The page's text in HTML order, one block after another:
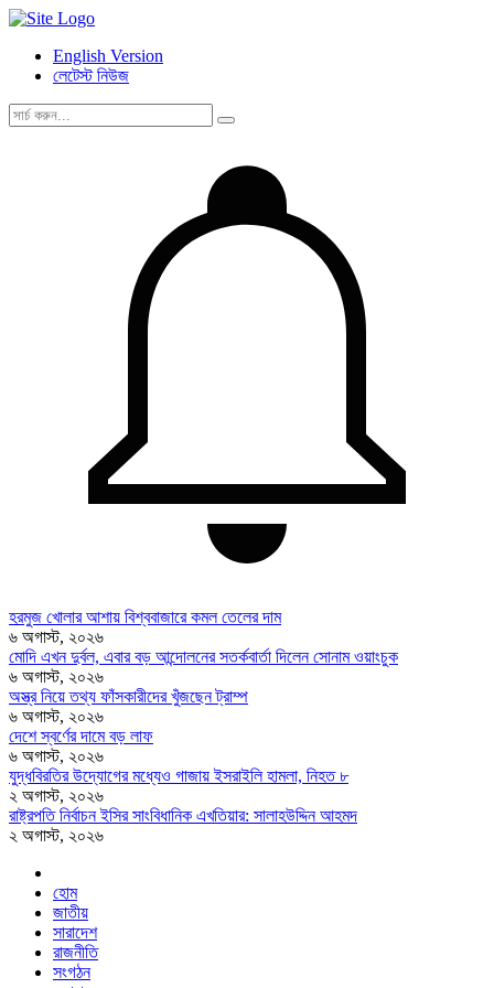
English Version
লেটেস্ট নিউজ
হরমুজ খোলার আশায় বিশ্ববাজারে কমল তেলের দাম
৬ অগাস্ট, ২০২৬
মোদি এখন দুর্বল, এবার বড় আন্দোলনের সতর্কবার্তা দিলেন সোনাম ওয়াংচুক
৬ অগাস্ট, ২০২৬
অস্ত্র নিয়ে তথ্য ফাঁসকারীদের খুঁজছেন ট্রাম্প
৬ অগাস্ট, ২০২৬
দেশে স্বর্ণের দামে বড় লাফ
৬ অগাস্ট, ২০২৬
যুদ্ধবিরতির উদ্যোগের মধ্যেও গাজায় ইসরাইলি হামলা, নিহত ৮
২ অগাস্ট, ২০২৬
রাষ্ট্রপতি নির্বাচন ইসির সাংবিধানিক এখতিয়ার: সালাহউদ্দিন আহমদ
২ অগাস্ট, ২০২৬
হোম
জাতীয়
সারাদেশ
রাজনীতি
সংগঠন